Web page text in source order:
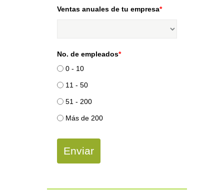
Ventas anuales de tu empresa*
No. de empleados*
0 - 10
11 - 50
51 - 200
Más de 200
Enviar